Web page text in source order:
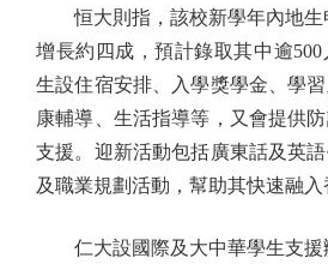
恒大則指，該校新學年內地生
增長約四成，預計錄取其中逾
生設住宿安排、入學獎學金、學
康輔導、生活指導等，又會提供
支援。迎新活動包括廣東話及英
及職業規劃活動，幫助其快速融入
仁大設國際及大中華學生支援